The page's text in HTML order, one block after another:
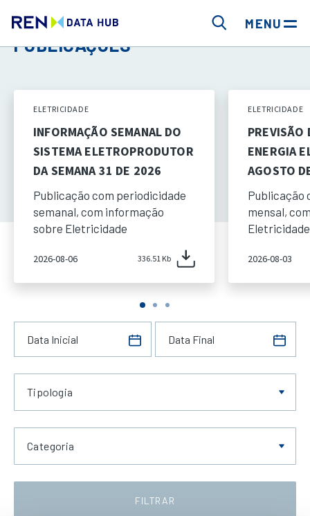
MENU
PUBLICAÇÕES
ELETRICIDADE
INFORMAÇÃO SEMANAL DO
SISTEMA ELETROPRODUTOR
DA SEMANA 31 DE 2026
Publicação com periodicidade
semanal, com informação
sobre Eletricidade
2026-08-06 336.51 Kb
ELETRICIDADE
PREVISÃO
ENERGIA
AGOSTO
Publicação
mensal,
Eletricidade
2026-08-03
Tipologia
Categoria
FILTRAR